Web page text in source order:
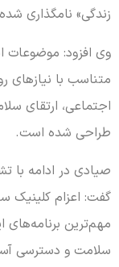
زندگی» نامگذاری
وی افزود: موضوعات
متناسب با نیازهای
اجتماعی، ارتقای
طراحی شده است.
صیادی در ادامه با
گفت: اعزام کلینیک
مهم‌ترین
سلامت و دسترسی